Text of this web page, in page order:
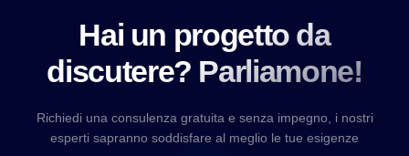
Hai un progetto da
discutere? Parliamone!
Richiedi una consulenza gratuita e senza impegno, i nostri
esperti sapranno soddisfare al meglio le tue esigenze